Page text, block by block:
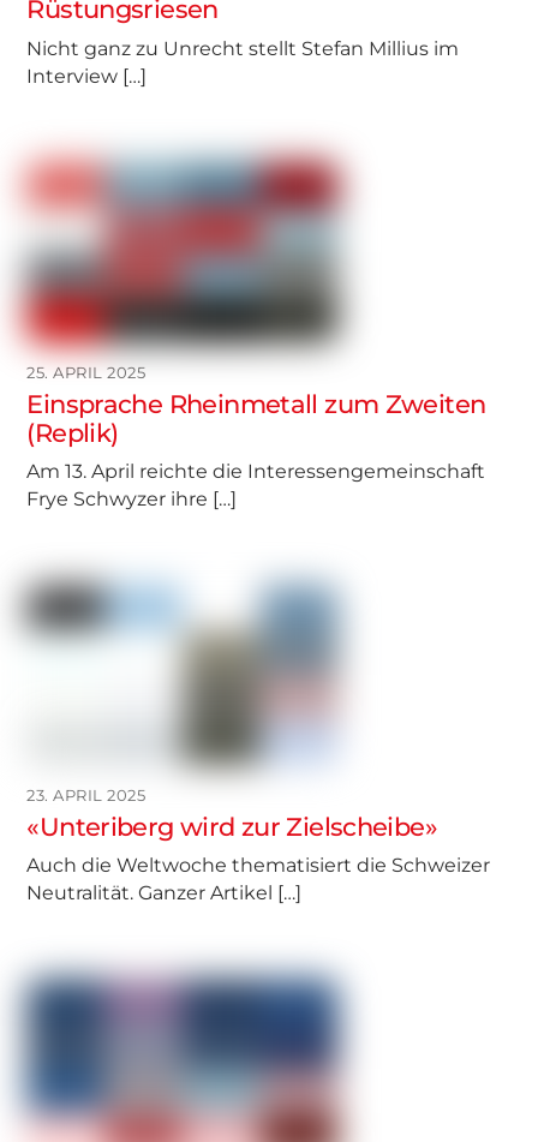
Rüstungsriesen
Nicht ganz zu Unrecht stellt Stefan Millius im
Interview […]
25. APRIL 2025
Einsprache Rheinmetall zum Zweiten
(Replik)
Am 13. April reichte die Interessengemeinschaft
Frye Schwyzer ihre […]
23. APRIL 2025
«Unteriberg wird zur Zielscheibe»
Auch die Weltwoche thematisiert die Schweizer
Neutralität. Ganzer Artikel […]